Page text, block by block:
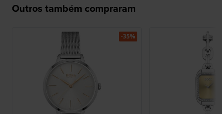
Outros também compraram
-35%